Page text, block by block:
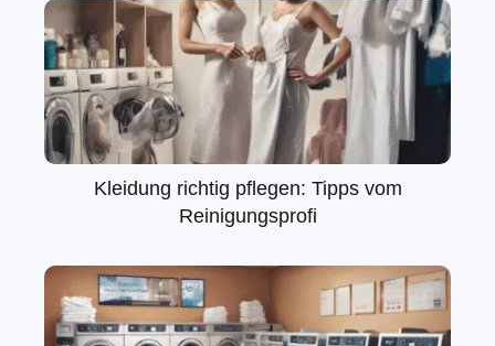
Kleidung richtig pflegen: Tipps vom
Reinigungsprofi